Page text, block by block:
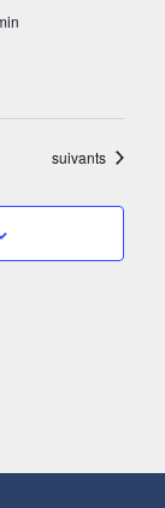
Évènements
suivants